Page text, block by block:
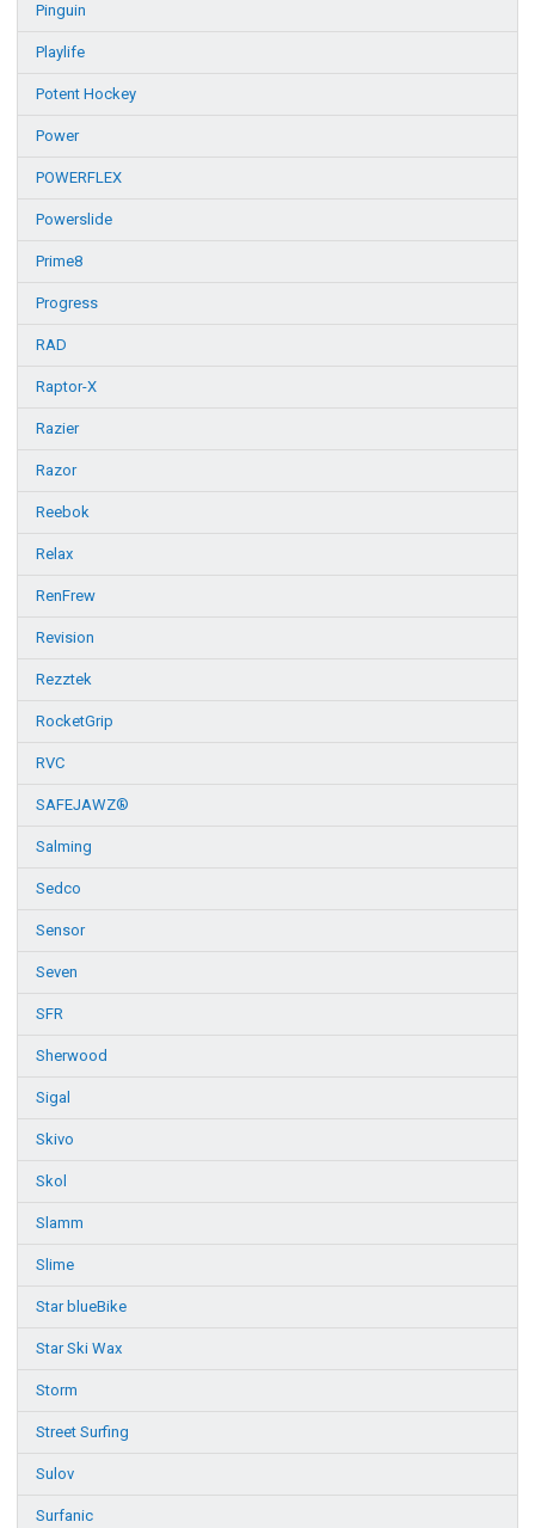
Pinguin
Playlife
Potent Hockey
Power
POWERFLEX
Powerslide
Prime8
Progress
RAD
Raptor-X
Razier
Razor
Reebok
Relax
RenFrew
Revision
Rezztek
RocketGrip
RVC
SAFEJAWZ®
Salming
Sedco
Sensor
Seven
SFR
Sherwood
Sigal
Skivo
Skol
Slamm
Slime
Star blueBike
Star Ski Wax
Storm
Street Surfing
Sulov
Surfanic